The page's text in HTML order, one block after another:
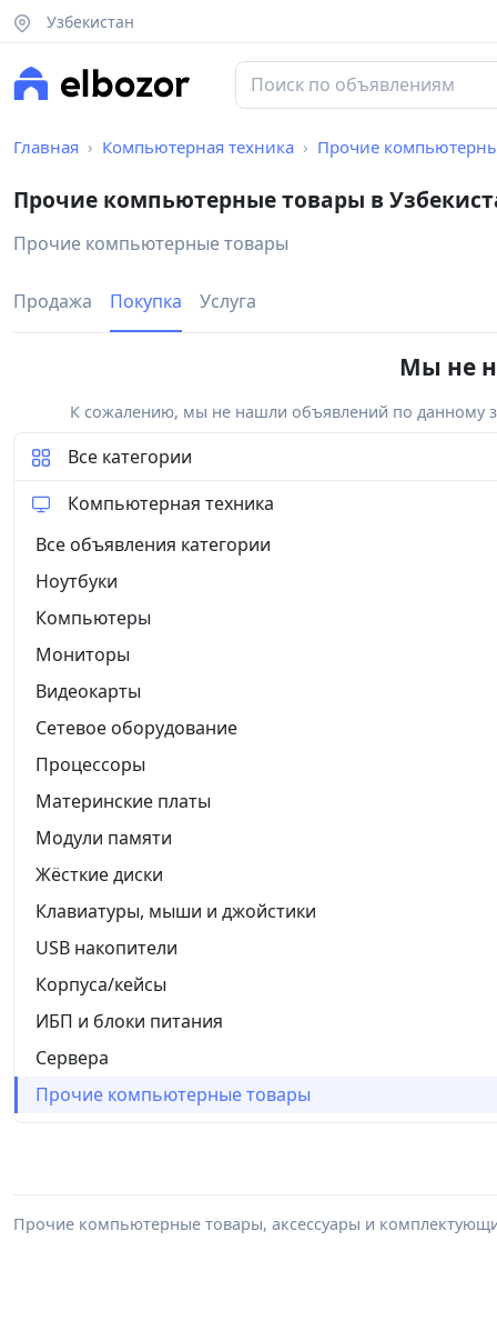
Узбекистан
Главная Компьютерная техника Прочие
Прочие компьютерные товары в
Прочие компьютерные товары
Продажа Покупка Услуга
Мы не
К сожалению, мы не нашли объявлений по данному
Все категории
Компьютерная техника
Все объявления категории
Ноутбуки
Компьютеры
Мониторы
Видеокарты
Сетевое оборудование
Процессоры
Материнские платы
Модули памяти
Жёсткие диски
Клавиатуры, мыши и джойстики
USB накопители
Корпуса/кейсы
ИБП и блоки питания
Сервера
Прочие компьютерные товары
Прочие компьютерные товары, аксессуары и